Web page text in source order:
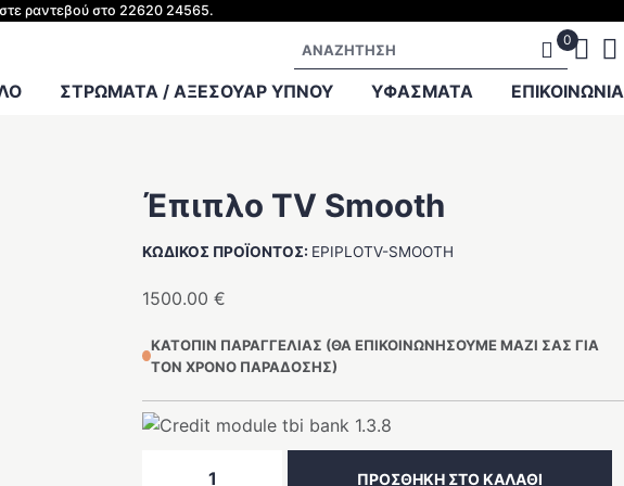
ραντεβού στο 22620 24565.
Αναζήτηση
ΣΤΡΩΜΑΤΑ / ΑΞΕΣΟΥΑΡ ΥΠΝΟΥ ΥΦΑΣΜΑΤΑ ΕΠΙΚΟΙΝΩΝΊΑ
Έπιπλο TV Smooth
ΚΩΔΙΚΌΣ ΠΡΟΪΌΝΤΟΣ: EPIPLOTV-SMOOTH
1500.00€
ΚΑΤΌΠΙΝ ΠΑΡΑΓΓΕΛΊΑΣ (ΘΑ ΕΠΙΚΟΙΝΩΝΉΣΟΥΜΕ ΜΑΖΊ ΣΑΣ ΓΙΑ
ΤΟΝ ΧΡΌΝΟ ΠΑΡΆΔΟΣΗΣ)
ΠΡΟΣΘΉΚΗ ΣΤΟ ΚΑΛΆΘΙ